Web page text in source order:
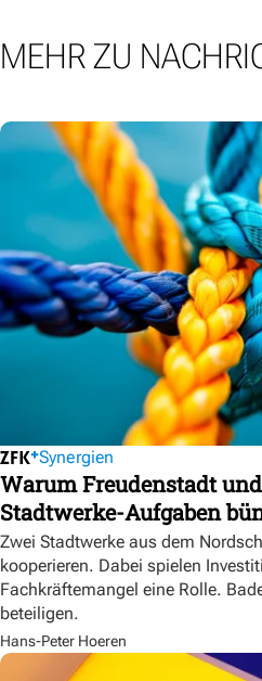
MEHR ZU
Synergien
Warum Freudenstadt
Stadtwerke-Aufgaben
Zwei Stadtwerke aus dem
kooperieren. Dabei spielen
Fachkräftemangel eine Rolle.
beteiligen.
Hans-Peter Hoeren